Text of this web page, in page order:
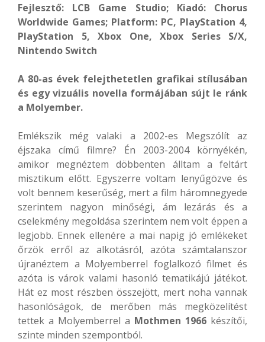
Fejlesztő: LCB Game Studio; Kiadó: Chorus
Worldwide Games; Platform: PC, PlayStation 4,
PlayStation 5, Xbox One, Xbox Series S/X,
Nintendo Switch
A 80-as évek felejthetetlen grafikai stílusában
és egy vizuális novella formájában sújt le ránk
a Molyember.
Emlékszik még valaki a 2002-es Megszólít az
éjszaka című filmre? Én 2003-2004 környékén,
amikor megnéztem döbbenten álltam a feltárt
misztikum előtt. Egyszerre voltam lenyűgözve és
volt bennem keserűség, mert a film háromnegyede
szerintem nagyon minőségi, ám lezárás és a
cselekmény megoldása szerintem nem volt éppen a
legjobb. Ennek ellenére a mai napig jó emlékeket
őrzök erről az alkotásról, azóta számtalanszor
újranéztem a Molyemberrel foglalkozó filmet és
azóta is várok valami hasonló tematikájú játékot.
Hát ez most részben összejött, mert noha vannak
hasonlóságok, de merőben más megközelítést
tettek a Molyemberrel a Mothmen 1966 készítői,
szinte minden szempontból.